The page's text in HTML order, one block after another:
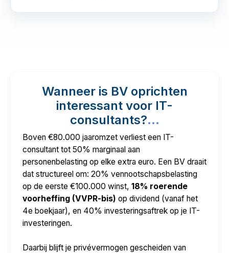
Wanneer is BV oprichten
interessant voor IT-
consultants?...
Boven €80.000 jaaromzet verliest een IT-
consultant tot 50% marginaal aan
personenbelasting op elke extra euro. Een BV draait
dat structureel om: 20% vennootschapsbelasting
op de eerste €100.000 winst, 18% roerende
voorheffing (VVPR-bis) op dividend (vanaf het
4e boekjaar), en 40% investeringsaftrek op je IT-
investeringen.
Daarbij blijft je privévermogen gescheiden van